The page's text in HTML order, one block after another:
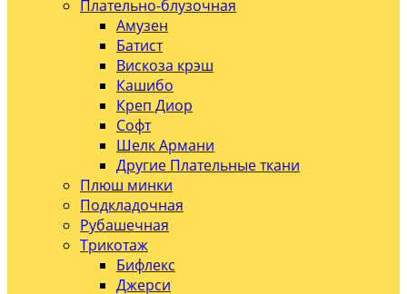
Плательно-блузочная
Амузен
Батист
Вискоза крэш
Кашибо
Креп Диор
Софт
Шелк Армани
Другие Плательные ткани
Плюш минки
Подкладочная
Рубашечная
Трикотаж
Бифлекс
Джерси